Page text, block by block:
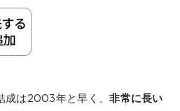
成は2003年と早く、非常に長い